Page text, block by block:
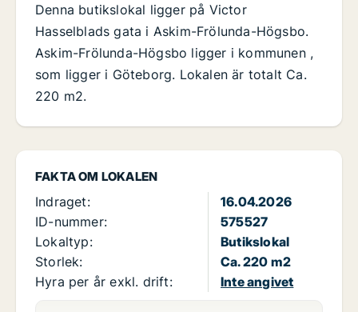
FAKTA OM LOKALEN
Indraget:
16.04.2026
ID-nummer:
575527
Lokaltyp:
Butikslokal
Storlek:
Ca. 220 m2
Hyra per år exkl. drift:
Inte angivet
Denna butikslokal ligger på Victor
Hasselblads gata i Askim-Frölunda-Högsbo.
Askim-Frölunda-Högsbo ligger i kommunen ,
som ligger i Göteborg. Lokalen är totalt Ca.
220 m2.